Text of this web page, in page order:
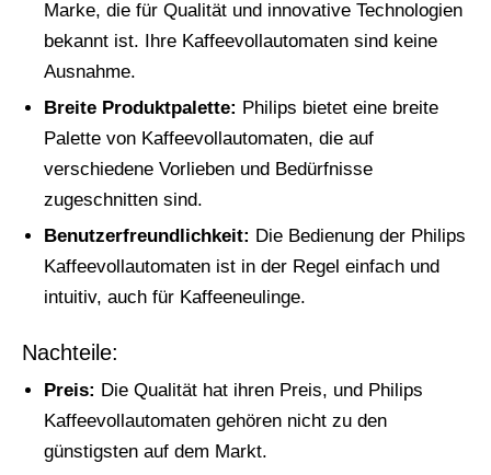
Marke, die für Qualität und innovative Technologien
bekannt ist. Ihre Kaffeevollautomaten sind keine
Ausnahme.
Breite Produktpalette: Philips bietet eine breite
Palette von Kaffeevollautomaten, die auf
verschiedene Vorlieben und Bedürfnisse
zugeschnitten sind.
Benutzerfreundlichkeit: Die Bedienung der Philips
Kaffeevollautomaten ist in der Regel einfach und
intuitiv, auch für Kaffeeneulinge.
Nachteile:
Preis: Die Qualität hat ihren Preis, und Philips
Kaffeevollautomaten gehören nicht zu den
günstigsten auf dem Markt.